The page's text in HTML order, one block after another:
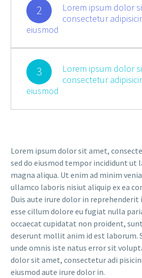
2
Lorem ipsum dolor
consectetur
eiusmod
3
Lorem ipsum dolor
consectetur
eiusmod
Lorem ipsum dolor sit amet,
sed do eiusmod tempor incididunt ut
magna aliqua. Ut enim ad minim
ullamco laboris nisiut aliquip ex ea
Duis aute irure dolor in
esse cillum dolore eu fugiat nulla
occaecat cupidatat non proident,
deserunt mollit anim id est laborum.
unde omnis iste natus error sit
dolor sit amet, consectetur adi
eiusmod aute irure dolor in.